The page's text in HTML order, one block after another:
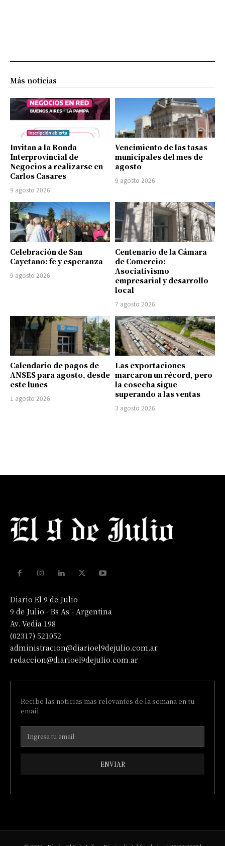
Más noticias
Invitan a la Ronda
Interprovincial de
Negocios a realizarse en
Carlos Casares
9 agosto 2026
Vencimiento de las tasas
municipales del mes de
agosto
9 agosto 2026
Celebración de San
Cayetano: fe y esperanza
9 agosto 2026
Centenario de la Cámara
de Comercio:
Asociativismo
empresarial y desarrollo
local
7 agosto 2026
Calendario de pagos de
ANSES para agosto, desde
este lunes
1 agosto 2026
Las exportaciones
marcaron un récord, pero
la cosecha sigue
superando a las ventas
3 agosto 2026
Diario El 9 de Julio
9 de Julio - Bs As - Argentina
Av. Vedia 198
(02317) 521052
administracion@diarioel9dejulio.com.ar
redaccion@diarioel9dejulio.com.ar
Recibe las noticias mas relevantes de la semana en tu
email.
ENVIAR